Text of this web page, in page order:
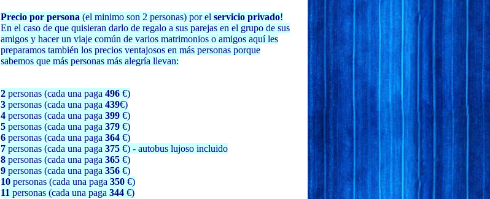
Precio por persona (el minimo son 2 personas) por el servicio privado!
En el caso de que quisieran darlo de regalo a sus parejas en el grupo de sus
amigos y hacer un viaje común de varios matrimonios o amigos aquí les
preparamos también los precios ventajosos en más personas porque
sabemos que más personas más alegría llevan:
2 personas (cada una paga 496 €)
3 personas (cada una paga 439€)
4 personas (cada una paga 399 €)
5 personas (cada una paga 379 €)
6 personas (cada una paga 364 €)
7 personas (cada una paga 375 €) - autobus lujoso incluido
8 personas (cada una paga 365 €)
9 personas (cada una paga 356 €)
10 personas (cada una paga 350 €)
11 personas (cada una paga 344 €)